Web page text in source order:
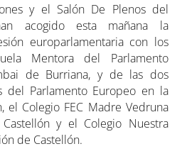
y el Salón De Plenos del
acogido esta mañana la
europarlamentaria con los
Mentora del Parlamento
de Burriana, y de las dos
del Parlamento Europeo en la
el Colegio FEC Madre Vedruna
y el Colegio Nuestra
de Castellón.